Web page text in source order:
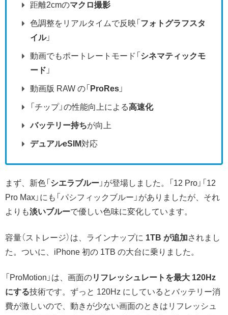
距離2cmのマクロ撮影
色調整をリアルタイムで反映「 フォトグラフスタ
イル」
動画でもポートレートモード「 シネマティックモ
ード 」
動画版 RAW の「 ProRes 」
「チップ」の性能向上による高速化
バッテリー持ちが向上
デュアルeSIM対応
まず、新色「 シエラブルー 」が登場しました。「12 Pro」「12
Pro Max」にも「パシフィックブルー」がありましたが、それ
よりも淡いブルーで優しい色味に変化しています。
容量（ストレージ）は、ラインナップに 1TB が追加されまし
た。ついに、iPhone 初の 1TB の大台に乗りました。
「ProMotion」は、画面のリフレッシュレートを最大 120Hz
にする技術です。ずっと 120Hz にしているとバッテリー消
費が激しいので、動きが少ない画面のときはリフレッシュ